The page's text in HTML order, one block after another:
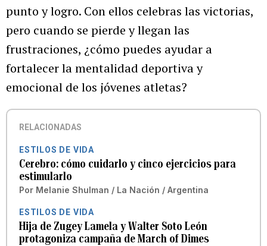
punto y logro. Con ellos celebras las victorias,
pero cuando se pierde y llegan las
frustraciones, ¿cómo puedes ayudar a
fortalecer la mentalidad deportiva y
emocional de los jóvenes atletas?
RELACIONADAS
ESTILOS DE VIDA
Cerebro: cómo cuidarlo y cinco ejercicios para
estimularlo
Por Melanie Shulman / La Nación / Argentina
ESTILOS DE VIDA
Hija de Zugey Lamela y Walter Soto León
protagoniza campaña de March of Dimes